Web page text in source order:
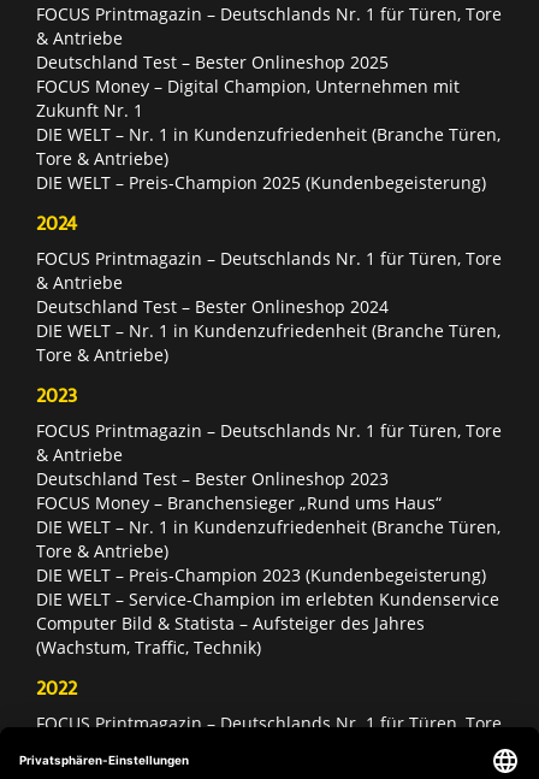
FOCUS Printmagazin – Deutschlands Nr. 1 für Türen, Tore
& Antriebe
Deutschland Test – Bester Onlineshop 2025
FOCUS Money – Digital Champion, Unternehmen mit
Zukunft Nr. 1
DIE WELT – Nr. 1 in Kundenzufriedenheit (Branche Türen,
Tore & Antriebe)
DIE WELT – Preis-Champion 2025 (Kundenbegeisterung)
2024
FOCUS Printmagazin – Deutschlands Nr. 1 für Türen, Tore
& Antriebe
Deutschland Test – Bester Onlineshop 2024
DIE WELT – Nr. 1 in Kundenzufriedenheit (Branche Türen,
Tore & Antriebe)
2023
FOCUS Printmagazin – Deutschlands Nr. 1 für Türen, Tore
& Antriebe
Deutschland Test – Bester Onlineshop 2023
FOCUS Money – Branchensieger „Rund ums Haus“
DIE WELT – Nr. 1 in Kundenzufriedenheit (Branche Türen,
Tore & Antriebe)
DIE WELT – Preis-Champion 2023 (Kundenbegeisterung)
DIE WELT – Service-Champion im erlebten Kundenservice
Computer Bild & Statista – Aufsteiger des Jahres
(Wachstum, Traffic, Technik)
2022
FOCUS Printmagazin – Deutschlands Nr. 1 für Türen, Tore
Deutschland Test – Bester Onlineshop 2022